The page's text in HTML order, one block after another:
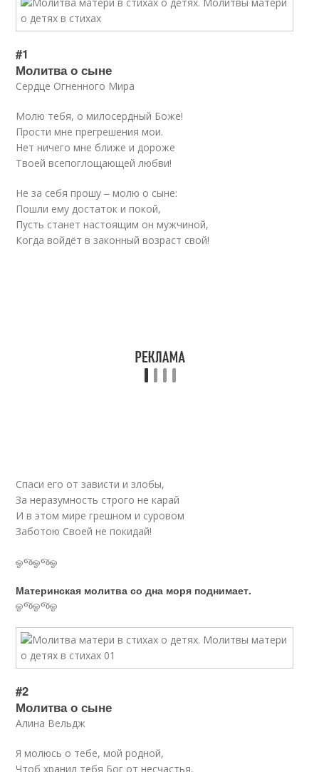
#1
Молитва о сыне
Сердце Огненного Мира
Молю тебя, о милосердный Боже!
Прости мне прегрешения мои.
Нет ничего мне ближе и дороже
Твоей всепоглощающей любви!
Не за себя прошу ‒ молю о сыне:
Пошли ему достаток и покой,
Пусть станет настоящим он мужчиной,
Когда войдёт в законный возраст свой!
Спаси его от зависти и злобы,
За неразумность строго не карай
И в этом мире грешном и суровом
Заботою Своей не покидай!
ஓજஓજஓ
Материнская молитва со дна моря поднимает.
ஓજஓજஓ
#2
Молитва о сыне
Алина Вельдж
Я молюсь о тебе, мой родной,
Чтоб хранил тебя Бог от несчастья,